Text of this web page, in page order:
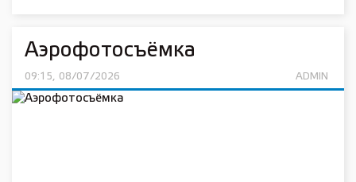
Аэрофотосъёмка
09:15, 08/07/2026 ADMIN